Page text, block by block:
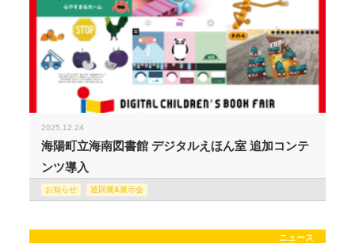
2025.12.24
海陽町立海南図書館 デジタルえほん室 追加コンテ
ンツ導入
お知らせ 巡回展&展示会
ニュース